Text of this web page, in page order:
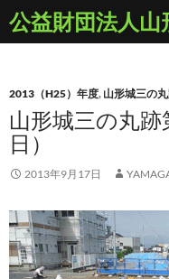
ン
ツ
へ
ス
ッ
検
索
2013（H25）年度, 山形城三の
山形城三の丸
日）
2013年9月17日